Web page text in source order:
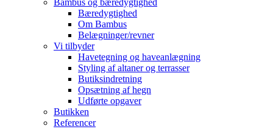
Bambus og bæredygtighed
Bæredygtighed
Om Bambus
Belægninger/revner
Vi tilbyder
Havetegning og haveanlægning
Styling af altaner og terrasser
Butiksindretning
Opsætning af hegn
Udførte opgaver
Butikken
Referencer